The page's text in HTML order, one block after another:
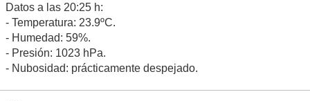
Datos a las 20:25 h:
- Temperatura: 23.9ºC.
- Humedad: 59%.
- Presión: 1023 hPa.
- Nubosidad: prácticamente despejado.